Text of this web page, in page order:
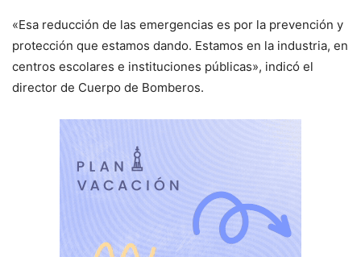
«Esa reducción de las emergencias es por la prevención y
protección que estamos dando. Estamos en la industria, en
centros escolares e instituciones públicas», indicó el
director de Cuerpo de Bomberos.